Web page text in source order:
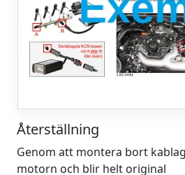
Återställning
Genom att montera bort
motorn och blir helt original